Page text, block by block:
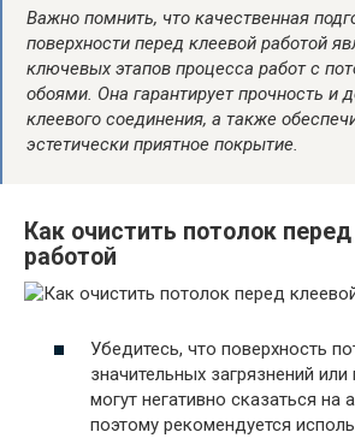
Важно помнить, что качественная
поверхности перед клеевой работой
ключевых этапов процесса работ с
обоями. Она гарантирует прочность и
клеевого соединения, а также
эстетически приятное покрытие.
Как очистить потолок
работой
Убедитесь, что поверхность
значительных загрязнений
могут негативно сказаться на
поэтому рекомендуется